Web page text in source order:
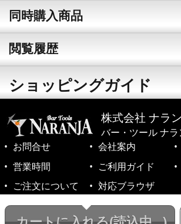
同時購入商品
閲覧履歴
ショッピングガイド
株式会社 ナラ
バー・ツール ナラ
お問合せ
会社案内
営業時間
ご利用ガイド
ご注文について
対応ブラウザ
©1999-2026 NARANJA Inc. All